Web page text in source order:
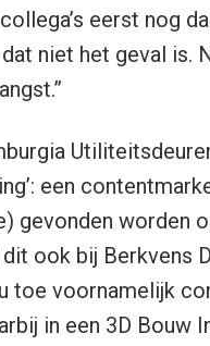
eerst nog
niet het geval
een
gevonden worden
ook bij Berkvens
toe voornamelijk
in een 3D